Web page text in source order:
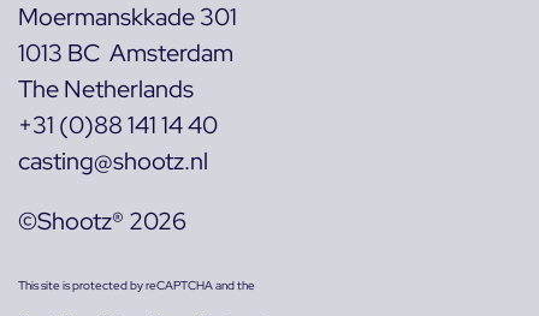
Moermanskkade 301
1013 BC Amsterdam
The Netherlands
+31 (0)88 141 14 40
casting@shootz.nl
©Shootz® 2026
This site is protected by reCAPTCHA and the